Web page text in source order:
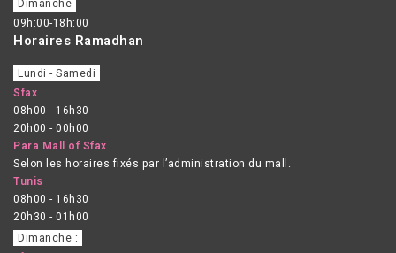
Dimanche
09h:00-18h:00
Horaires Ramadhan
Lundi - Samedi
Sfax
08h00 - 16h30
20h00 - 00h00
Para Mall of Sfax
Selon les horaires fixés par l’administration du mall.
Tunis
08h00 - 16h30
20h30 - 01h00
Dimanche :